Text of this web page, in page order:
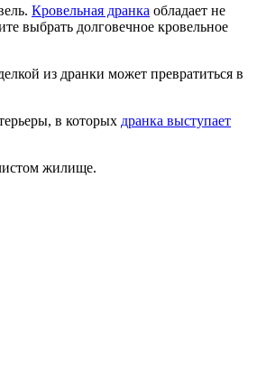
Кровельная дранка обладает не
выбрать долговечное кровельное
из дранки может превратиться в
в которых дранка выступает
жилище.